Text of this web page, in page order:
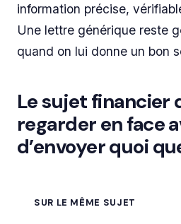
information précise,
Une lettre générique reste
quand on lui donne un bon
Le sujet financier
regarder en face
d’envoyer quoi
SUR LE MÊME SUJET